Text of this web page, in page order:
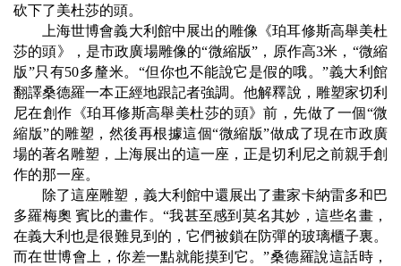
砍下了美杜莎的頭。
上海世博會義大利館中展出的雕像《珀耳修斯高舉美杜
莎的頭》，是市政廣場雕像的“微縮版” ，原作高3米 ， “微縮
版”只有50多釐米。 “但你也不能說它是假的哦。 ”義大利館
翻譯桑德羅一本正經地跟記者強調。他解釋說，雕塑家切利
尼在創作《珀耳修斯高舉美杜莎的頭》前，先做了一個“微
縮版”的雕塑，然後再根據這個“微縮版”做成了現在市政廣
場的著名雕塑，上海展出的這一座，正是切利尼之前親手創
作的那一座。
除了這座雕塑，義大利館中還展出了畫家卡納雷多和巴
多羅梅奧 賓比的畫作。 “我甚至感到莫名其妙，這些名畫，
在義大利也是很難見到的，它們被鎖在防彈的玻璃櫃子裏。
而在世博會上，你差一點就能摸到它。”桑德羅說這話時，